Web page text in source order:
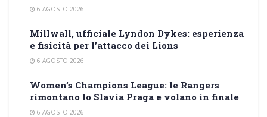
6 AGOSTO 2026
Millwall, ufficiale Lyndon Dykes: esperienza
e fisicità per l’attacco dei Lions
6 AGOSTO 2026
Women’s Champions League: le Rangers
rimontano lo Slavia Praga e volano in finale
6 AGOSTO 2026